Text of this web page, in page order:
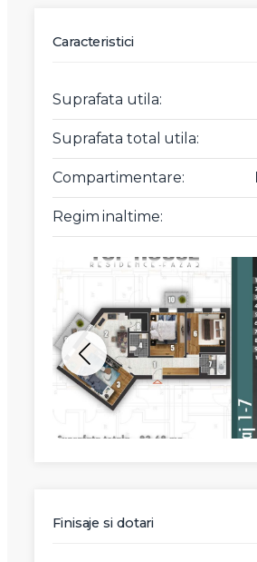
Caracteristici
Suprafata utila:
Suprafata total utila:
Compartimentare:
Regim inaltime:
Finisaje si dotari